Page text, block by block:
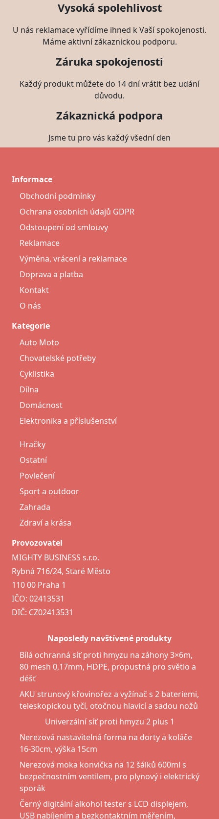
Vysoká spolehlivost
U nás reklamace vyřídíme ihned k Vaší spokojenosti.
Máme aktivní zákaznickou podporu.
Záruka spokojenosti
Každý produkt můžete do 14 dní vrátit bez udání
důvodu.
Zákaznická podpora
Jsme tu pro vás každý všední den
Informace
Obchodní podmínky
Ochrana osobních údajů GDPR
Odstoupení od smlouvy
Reklamace
Výměna, vrácení a reklamace
Doprava a platba
Kontakt
O nás
Kategorie
Auto Moto
Chovatelské potřeby
Cyklistika
Dílna
Domácnost
Elektronika a příslušenství
Hračky
Ostatní
Povlečení
Sport a outdoor
Zahrada
Zdraví a krása
Provozovatel
MIGHTY BUSINESS s.r.o.
Rybná 716/24, Staré Město
110 00 Praha 1
IČO: 02413531
DIČ: CZ02413531
Naposledy navštívené produkty
Bílá ochranná síť proti hmyzu na záhony 3×6m,
80 mesh 0,17mm, HDPE, propustná pro světlo a
déšť
AKU strunový křovinořez a vyžínač s 2 bateriemi,
teleskopickou tyčí, otočnou hlavicí a sadou nožů
Univerzální síť proti hmyzu 2 plus 1
Nerezová nastavitelná forma na dorty a koláče
16-30cm, výška 15cm
Nerezová moka konvička na 12 šálků 600ml s
bezpečnostním ventilem, pro plynový i elektrický
sporák
Černý digitální alkohol tester s LCD displejem,
USB nabíjením a bezkontaktním měřením,